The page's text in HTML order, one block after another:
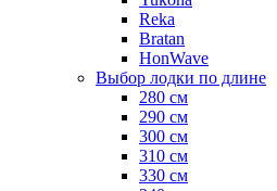
Reka
Bratan
HonWave
Выбор лодки по длине
280 см
290 см
300 см
310 см
330 см